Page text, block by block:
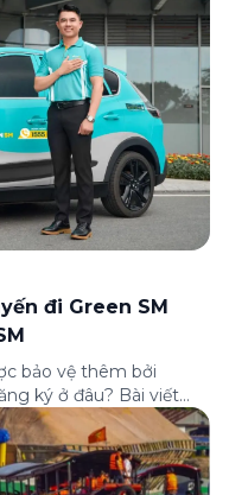
đi Green SM
bảo vệ thêm bởi
ký ở đâu? Bài viết
tham gia (và hủy tham
dụng Green SM, cùng